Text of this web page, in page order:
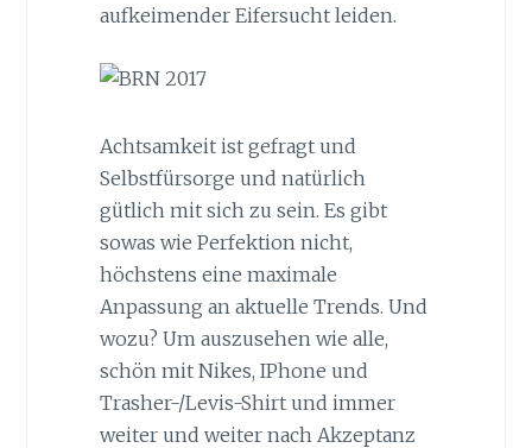
aufkeimender Eifersucht leiden.
Achtsamkeit ist gefragt und
Selbstfürsorge und natürlich
gütlich mit sich zu sein. Es gibt
sowas wie Perfektion nicht,
höchstens eine maximale
Anpassung an aktuelle Trends. Und
wozu? Um auszusehen wie alle,
schön mit Nikes, IPhone und
Trasher-/Levis-Shirt und immer
weiter und weiter nach Akzeptanz